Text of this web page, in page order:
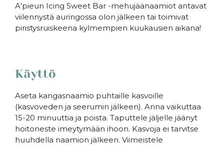
A’pieun Icing Sweet Bar -mehujäänaamiot antavat
viilennystä auringossa olon jälkeen tai toimivat
piristysruiskeena kylmempien kuukausien aikana!
Käyttö
Aseta kangasnaamio puhtaille kasvoille
(kasvoveden ja seerumin jälkeen). Anna vaikuttaa
15-20 minuuttia ja poista. Taputtele jäljelle jäänyt
hoitoneste imeytymään ihoon. Kasvoja ei tarvitse
huuhdella naamion jälkeen. Viimeistele